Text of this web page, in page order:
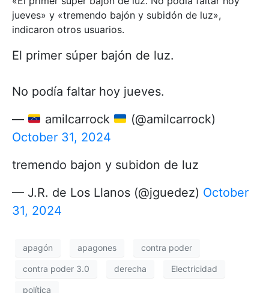
jueves» y «tremendo bajón y subidón de luz»,
indicaron otros usuarios.
El primer súper bajón de luz.
No podía faltar hoy jueves.
—
amilcarrock
(@amilcarrock)
October 31, 2024
tremendo bajon y subidon de luz
— J.R. de Los Llanos (@jguedez) October
31, 2024
apagón apagones contra poder
contra poder 3.0 derecha Electricidad
política